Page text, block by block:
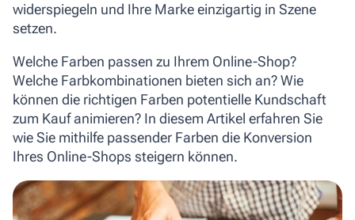
widerspiegeln und Ihre Marke einzigartig in Szene
setzen.
Welche Farben passen zu Ihrem Online-Shop?
Welche Farbkombinationen bieten sich an? Wie
können die richtigen Farben potentielle Kundschaft
zum Kauf animieren? In diesem Artikel erfahren Sie
wie Sie mithilfe passender Farben die Konversion
Ihres Online-Shops steigern können.